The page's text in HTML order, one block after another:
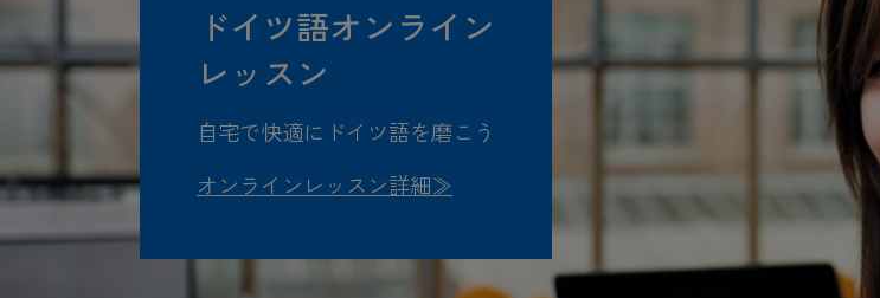
ドイツ語オンライン
レッスン
自宅で快適にドイツ語を磨こう
オンラインレッスン詳細≫